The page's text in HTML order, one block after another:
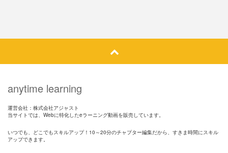
anytime learning
運営会社：株式会社アジャスト
当サイトでは、Webに特化したeラーニング動画を販売しています。
いつでも、どこでもスキルアップ！10～20分のチャプター編集だから、すきま時間にスキル
アップできます。